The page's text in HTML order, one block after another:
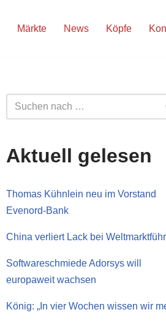
Märkte News Köpfe
Aktuell gelesen
Thomas Kühnlein neu im Vorstand
Evenord-Bank
China verliert Lack bei
Softwareschmiede Adorsys will
europaweit wachsen
König: „In vier Wochen wissen wir